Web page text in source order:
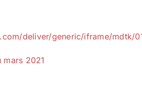
deliver/generic/iframe/mdtk/
2021